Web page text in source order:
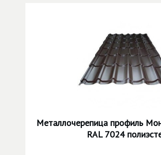
Металлочерепица профиль
RAL 7024